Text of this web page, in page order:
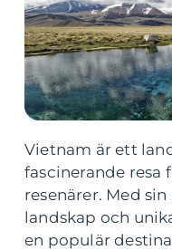
Vietnam är ett
fascinerande resa
resenärer. Med
landskap och
en populär